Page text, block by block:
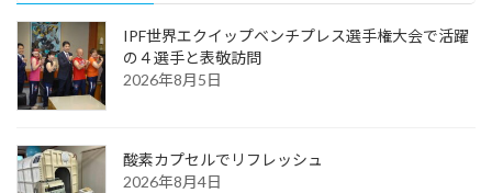
IPF世界エクイップベンチプレス選手権大会で活躍
の４選手と表敬訪問
2026年8月5日
酸素カプセルでリフレッシュ
2026年8月4日